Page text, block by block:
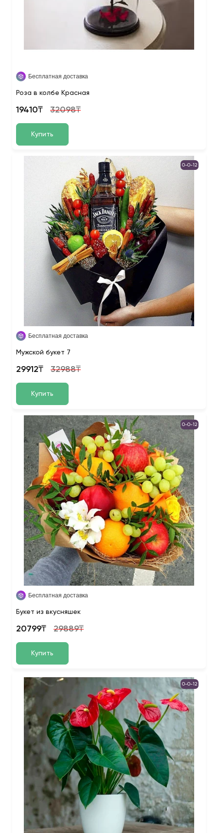
Бесплатная доставка
Роза в колбе Красная
19410₸ 32098₸
Купить
0-0-12
Бесплатная доставка
Мужской букет 7
29912₸ 32988₸
Купить
0-0-12
Бесплатная доставка
Букет из вкусняшек
20799₸ 29889₸
Купить
0-0-12